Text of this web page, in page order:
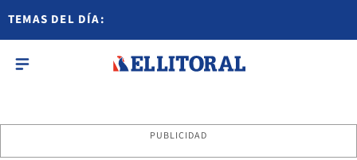
TEMAS DEL DÍA:
PUBLICIDAD